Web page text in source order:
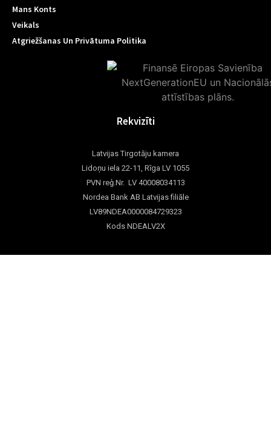
Mans Konts
Veikals
Atgriežšanas Un Privātuma Politika
Rekvizīti
Latvijas Tirgotāju kamera
Lidoņu iela 22-11, Rīga LV 1055
PVN reģ.Nr. LV 40008034113
Nordea Bank AB Latvijas filiāle
LV89NDEA0000084729323
Kods NDEALV2X